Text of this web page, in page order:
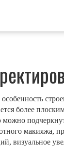
особенность
более
макияжа,
, визуальное